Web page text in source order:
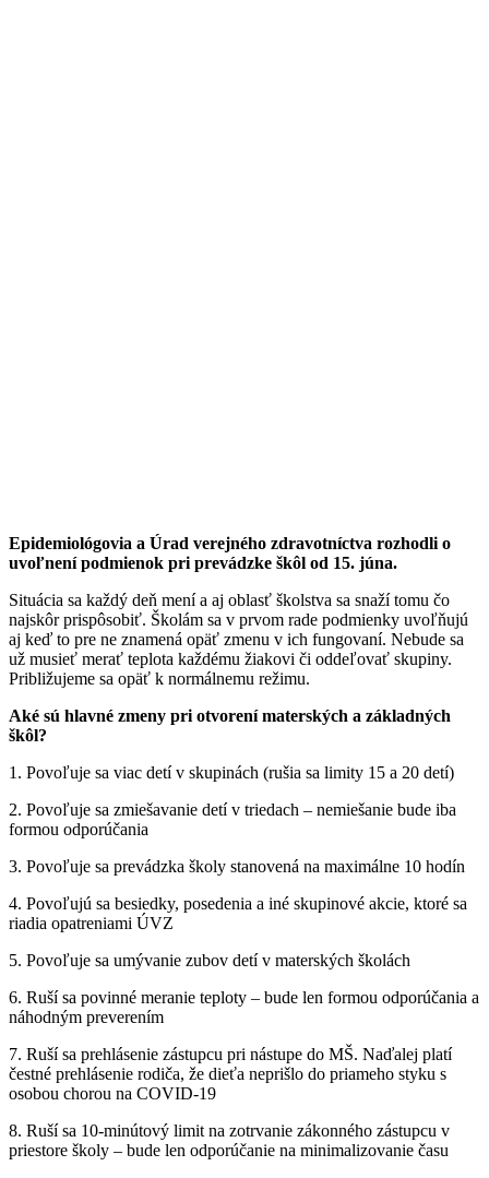
Epidemiológovia a Úrad verejného zdravotníctva rozhodli o
uvoľnení podmienok pri prevádzke škôl od 15. júna.
Situácia sa každý deň mení a aj oblasť školstva sa snaží tomu čo
najskôr prispôsobiť. Školám sa v prvom rade podmienky uvoľňujú
aj keď to pre ne znamená opäť zmenu v ich fungovaní. Nebude sa
už musieť merať teplota každému žiakovi či oddeľovať skupiny.
Približujeme sa opäť k normálnemu režimu.
Aké sú hlavné zmeny pri otvorení materských a základných
škôl?
1. Povoľuje sa viac detí v skupinách (rušia sa limity 15 a 20 detí)
2. Povoľuje sa zmiešavanie detí v triedach – nemiešanie bude iba
formou odporúčania
3. Povoľuje sa prevádzka školy stanovená na maximálne 10 hodín
4. Povoľujú sa besiedky, posedenia a iné skupinové akcie, ktoré sa
riadia opatreniami ÚVZ
5. Povoľuje sa umývanie zubov detí v materských školách
6. Ruší sa povinné meranie teploty – bude len formou odporúčania a
náhodným preverením
7. Ruší sa prehlásenie zástupcu pri nástupe do MŠ. Naďalej platí
čestné prehlásenie rodiča, že dieťa neprišlo do priameho styku s
osobou chorou na COVID-19
8. Ruší sa 10-minútový limit na zotrvanie zákonného zástupcu v
priestore školy – bude len odporúčanie na minimalizovanie času